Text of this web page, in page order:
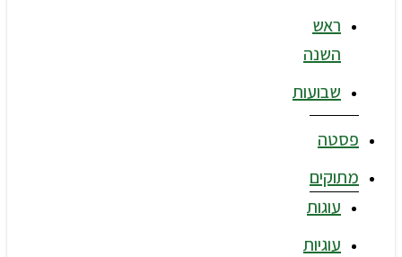
ראש
השנה
שבועות
פסטה
מתוקים
עוגות
עוגיות